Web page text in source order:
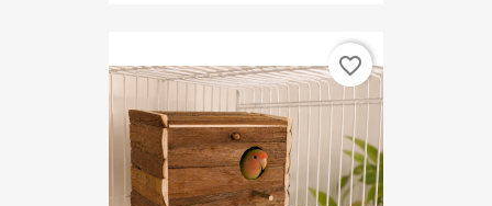
favorite_border